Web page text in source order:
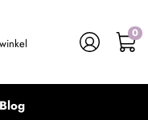
0
Blog